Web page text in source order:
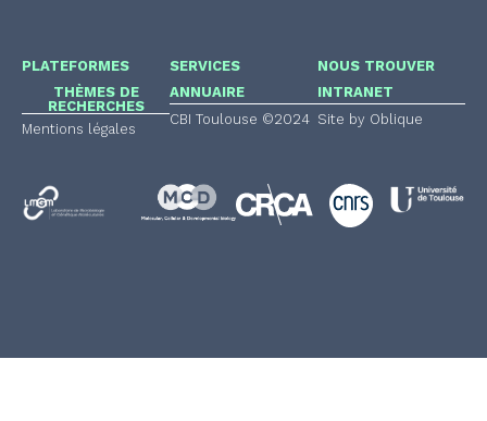
PLATEFORMES
THÈMES DE
RECHERCHES
Mentions légales
SERVICES
ANNUAIRE
CBI Toulouse ©2024
NOUS TROUVER
INTRANET
Site by Oblique